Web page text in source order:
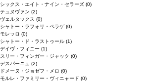
シックス・エイト・ナイン・セラーズ (0)
テュヌヴァン (2)
ヴェルタックス (0)
シャトー・ラフォリ・ペラゲ (0)
モレッロ (0)
シャトー・ド・ラストゥール (1)
デイヴ・フィニー (1)
スリー・フィンガー・ジャック (0)
デスパーニュ (2)
ドメーヌ・ジョゼフ・メロ (0)
モルレ・ファミリー・ヴィニャード (0)